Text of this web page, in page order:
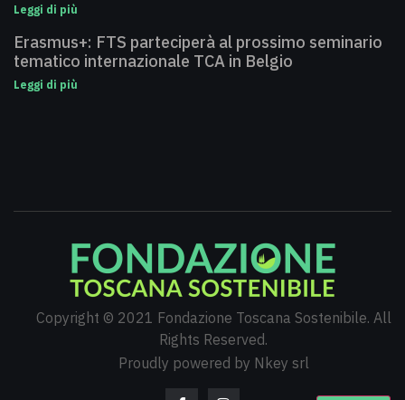
Leggi di più
Erasmus+: FTS parteciperà al prossimo seminario
tematico internazionale TCA in Belgio
Leggi di più
Copyright © 2021 Fondazione Toscana Sostenibile. All
Rights Reserved.
Proudly powered by Nkey srl